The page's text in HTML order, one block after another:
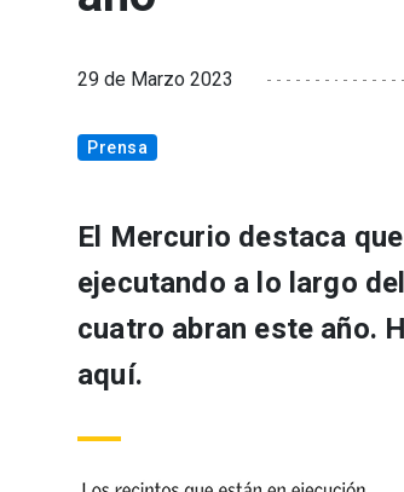
29 de Marzo 2023
Prensa
El Mercurio destaca
ejecutando a lo largo
cuatro abran este año.
aquí.